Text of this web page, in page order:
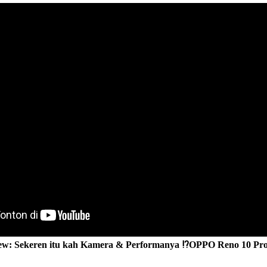
Sekeren itu kah Kamera & Performanya ⁉️OPPO Reno 10